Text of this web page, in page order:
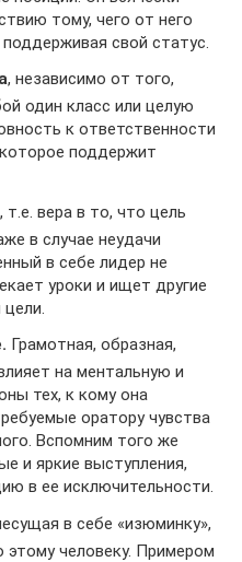
тому, чего от него
свой статус.
, независимо от того,
один класс или целую
к ответственности
поддержит
, т.е. вера в то, что цель
в случае неудачи
в себе лидер не
уроки и ищет другие
Грамотная, образная,
на ментальную и
тех, к кому она
оратору чувства
Вспомним того же
и яркие выступления,
в ее исключительности.
в себе «изюминку»,
этому человеку. Примером